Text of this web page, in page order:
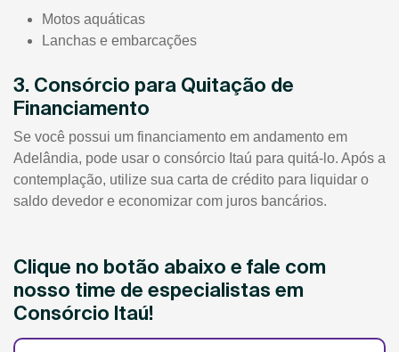
Motos aquáticas
Lanchas e embarcações
3. Consórcio para Quitação de
Financiamento
Se você possui um financiamento em andamento em
Adelândia, pode usar o consórcio Itaú para quitá-lo. Após a
contemplação, utilize sua carta de crédito para liquidar o
saldo devedor e economizar com juros bancários.
Clique no botão abaixo e fale com
nosso time de especialistas em
Consórcio Itaú!